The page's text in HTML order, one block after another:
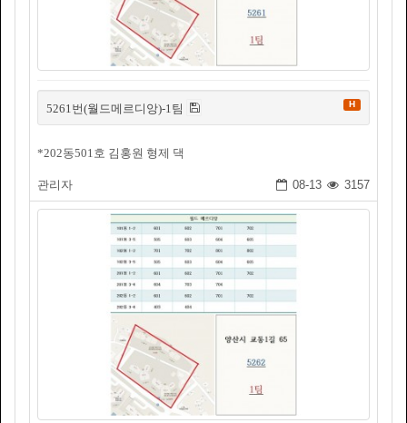
5261번(월드메르디앙)-1팀 H
*202동501호 김홍원 형제 댁
관리자 08-13 3157